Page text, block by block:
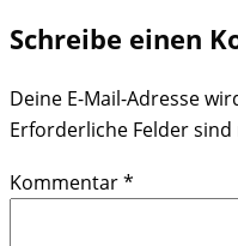
Schreibe einen
Deine E-Mail-Adresse
Erforderliche Felder
Kommentar*